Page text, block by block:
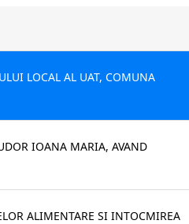
LOCAL AL UAT, COMUNA
IOANA MARIA, AVAND
ALIMENTARE SI INTOCMIREA